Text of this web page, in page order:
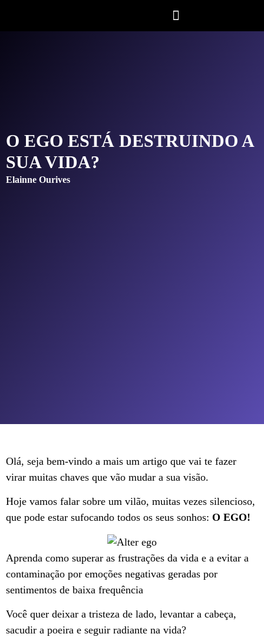
O EGO ESTÁ DESTRUINDO A
SUA VIDA?
Elainne Ourives
Olá, seja bem-vindo a mais um artigo que vai te fazer
virar muitas chaves que vão mudar a sua visão.
Hoje vamos falar sobre um vilão, muitas vezes silencioso,
que pode estar sufocando todos os seus sonhos: O EGO!
Aprenda como superar as frustrações da vida e a evitar a
contaminação por emoções negativas geradas por
sentimentos de baixa frequência
Você quer deixar a tristeza de lado, levantar a cabeça,
sacudir a poeira e seguir radiante na vida?